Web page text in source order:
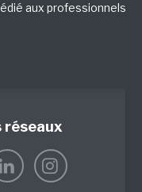
aux professionnels
réseaux